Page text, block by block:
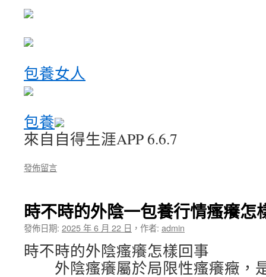
包養女人
包養
來自自得生涯APP 6.6.7
發佈留言
時不時的外陰一包養行情瘙癢怎
發佈日期: 2025 年 6 月 22 日 ， 作者: admin
時不時的外陰瘙癢怎樣回事
外陰瘙癢屬於局限性瘙癢癥，